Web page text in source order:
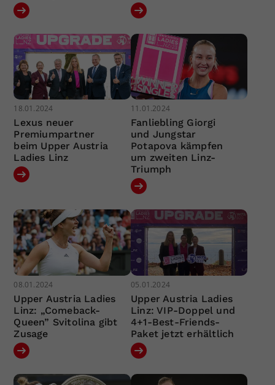
18.01.2024
Lexus neuer
Premiumpartner
beim Upper Austria
Ladies Linz
11.01.2024
Fanliebling Giorgi
und Jungstar
Potapova kämpfen
um zweiten Linz-
Triumph
08.01.2024
Upper Austria Ladies
Linz: „Comeback-
Queen” Svitolina gibt
Zusage
05.01.2024
Upper Austria Ladies
Linz: VIP-Doppel und
4+1-Best-Friends-
Paket jetzt erhältlich